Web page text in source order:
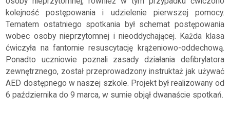
kolejność postępowania i udzielenie pierwszej pomocy.
Tematem ostatniego spotkania był schemat postępowania
wobec osoby nieprzytomnej i nieoddychającej. Każda klasa
ćwiczyła na fantomie resuscytację krążeniowo-oddechową.
Ponadto uczniowie poznali zasady działania defibrylatora
zewnętrznego, został przeprowadzony instruktaż jak używać
AED dostępnego w naszej szkole. Projekt był realizowany od
6 października do 9 marca, w sumie objął dwanaście spotkań.